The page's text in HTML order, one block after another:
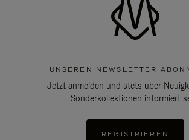
UNSEREN NEWSLETTER
Jetzt anmelden und stets über
Sonderkollektionen informiert
REGISTRIEREN